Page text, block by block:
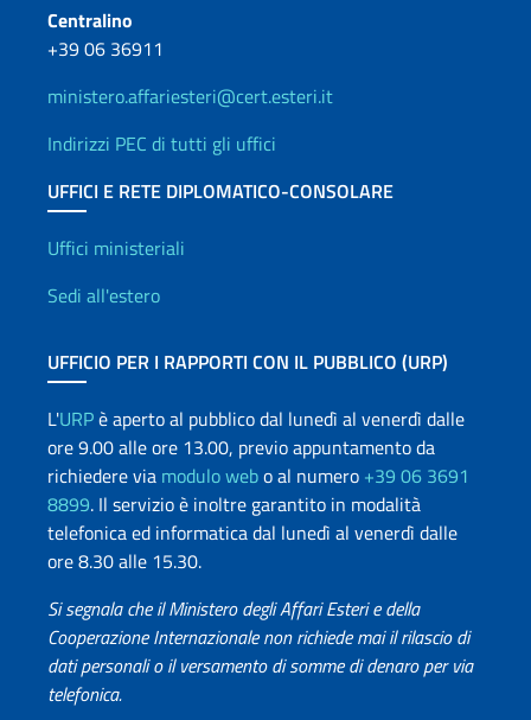
Centralino
+39 06 36911
ministero.affariesteri@cert.esteri.it
Indirizzi PEC di tutti gli uffici
UFFICI E RETE DIPLOMATICO-CONSOLARE
Uffici e Rete diplomatica
Uffici ministeriali
Sedi all'estero
UFFICIO PER I RAPPORTI CON IL PUBBLICO (URP)
L'URPè aperto al pubblico dal lunedì al venerdì dalle
ore 9.00 alle ore 13.00, previo appuntamento da
richiedere via modulo webo al numero +39 06 3691
8899. Il servizio è inoltre garantito in modalità
telefonica ed informatica dal lunedì al venerdì dalle
ore 8.30 alle 15.30.
Si segnala che il Ministero degli Affari Esteri e della
Cooperazione Internazionale non richiede mai il rilascio di
dati personali o il versamento di somme di denaro per via
telefonica.